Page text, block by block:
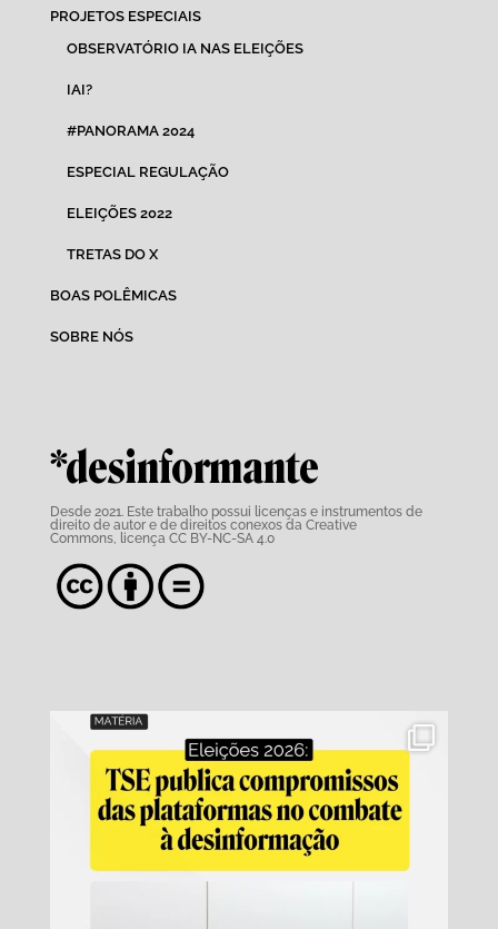
PROJETOS ESPECIAIS
OBSERVATÓRIO IA NAS ELEIÇÕES
IAI?
#PANORAMA 2024
ESPECIAL REGULAÇÃO
ELEIÇÕES 2022
TRETAS DO X
BOAS POLÊMICAS
SOBRE NÓS
*desinformante
Desde 2021. Este trabalho possui licenças e instrumentos de
direito de autor e de direitos conexos da Creative
Commons, licença CC BY-NC-SA 4.0